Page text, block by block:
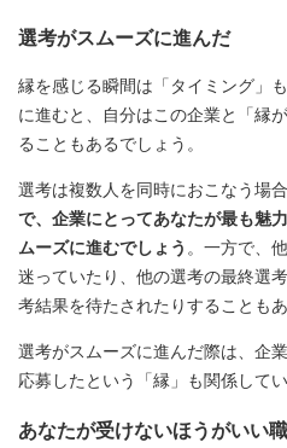
選考がスムーズに進んだ
縁を感じる瞬間は「タイミング」
に進むと、自分はこの企業と「縁
ることもあるでしょう。
選考は複数人を同時におこなう場合
で、企業にとってあなたが最も魅
ムーズに進むでしょう 。一方で、
迷っていたり、他の選考の最終選
考結果を待たされたりすることもあ
選考がスムーズに進んだ際は、企
応募したという「縁」も関係して
あなたが受けないほうがいい